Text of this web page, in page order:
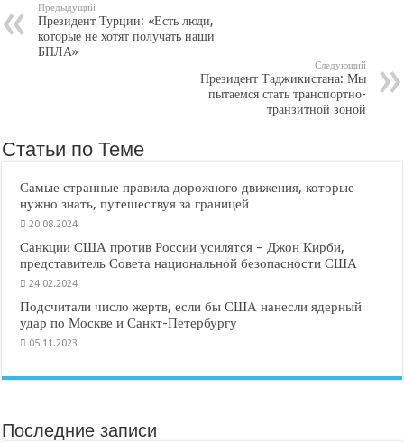
Предыдущий
Президент Турции: «Есть люди,
которые не хотят получать наши
БПЛА»
Следующий
Президент Таджикистана: Мы
пытаемся стать транспортно-
транзитной зоной
Статьи по Теме
Самые странные правила дорожного движения, которые
нужно знать, путешествуя за границей
20.08.2024
Санкции США против России усилятся – Джон Кирби,
представитель Совета национальной безопасности США
24.02.2024
Подсчитали число жертв, если бы США нанесли ядерный
удар по Москве и Санкт-Петербургу
05.11.2023
Последние записи